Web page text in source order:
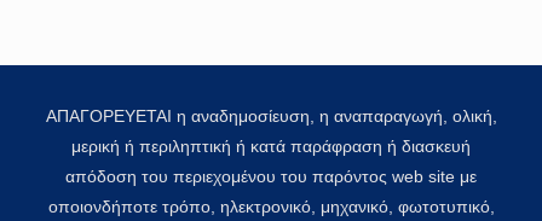
ΑΠΑΓΟΡΕΥΕΤΑΙ η αναδημοσίευση, η αναπαραγωγή, ολική,
μερική ή περιληπτική ή κατά παράφραση ή διασκευή
απόδοση του περιεχομένου του παρόντος web site με
οποιονδήποτε τρόπο, ηλεκτρονικό, μηχανικό, φωτοτυπικό,